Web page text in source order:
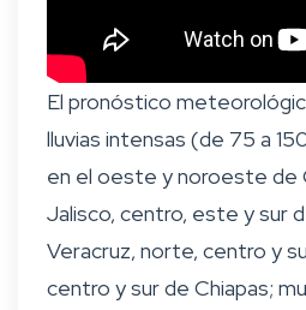
El pronóstico
lluvias intensas (de 75 a
en el oeste y noroeste de
Jalisco, centro, este y sur
Veracruz, norte, centro y
centro y sur de Chiapas;